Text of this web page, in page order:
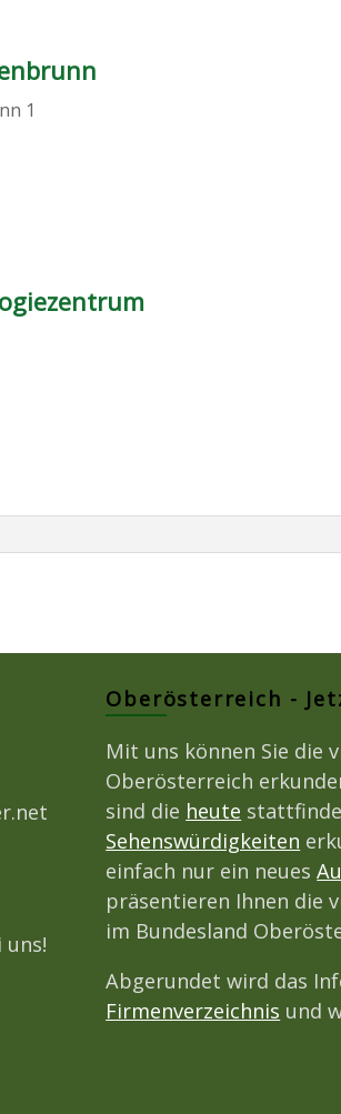
1
Oberösterreich -
Mit uns können Sie die
Oberösterreich
sind die heute
Sehenswürdigkeiten
einfach nur ein neues
präsentieren Ihnen die
im Bundesland
Abgerundet wird das
Firmenverzeichnis und